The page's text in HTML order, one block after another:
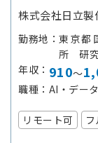
株式会社日立製
勤務地
東京都
所 研究
年収
910～
職種
AI・デー
リモート可